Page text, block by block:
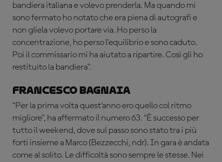
bandiera italiana e volevo prenderla. Ma quando mi
sono fermato ho notato che era piena di autografi e
non gliela volevo portare via. Ho perso la
concentrazione, ho perso l'equilibrio e sono caduto.
Poi il commissario mi ha aiutato a ripartire. Così gli ho
restituito la bandiera".
Francesco Bagnaia
“Per la prima volta quest’anno ero quello col ritmo
migliore”, ha affermato il numero 63. “È successo per
tutto il weekend, dove sul passo sono stato tra i più
forti insieme a Marco (Bezzecchi, ndr). In gara è andata
come al solito. Le difficoltà sono sempre le stesse. Nei